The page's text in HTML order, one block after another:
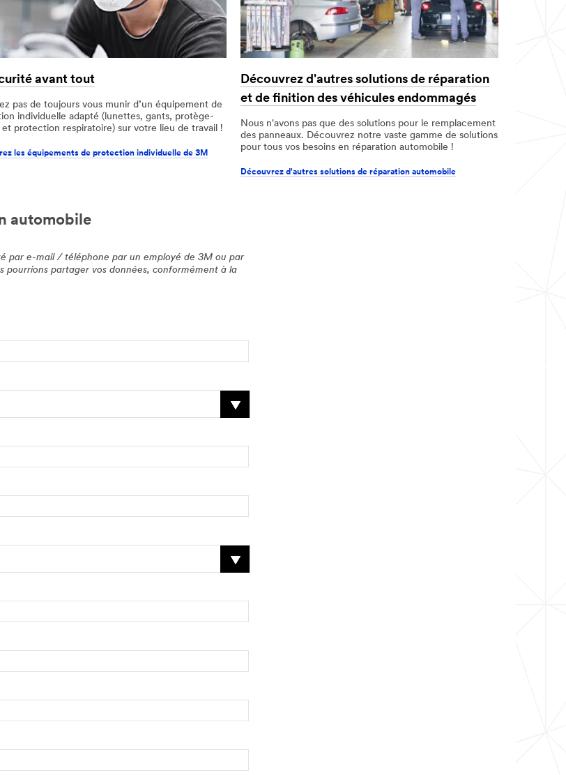
avant tout
pas de toujours vous munir d’un équipement de
individuelle adapté (lunettes, gants, protège-
et protection respiratoire) sur votre lieu de travail !
les équipements de protection individuelle de 3M
Découvrez d'autres solutions de réparation
et de finition des véhicules endommagés
Nous n'avons pas que des solutions pour le remplacement
des panneaux. Découvrez notre vaste gamme de solutions
pour tous vos besoins en réparation automobile !
Découvrez d'autres solutions de réparation automobile
automobile
par e-mail / téléphone par un employé de 3M ou par
pourrions partager vos données, conformément à la